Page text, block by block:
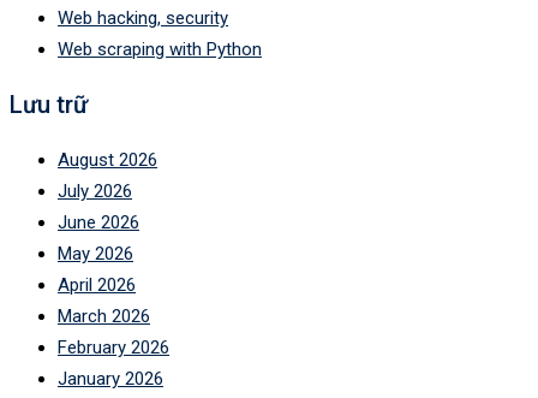
Web hacking, security
Web scraping with Python
Lưu trữ
August 2026
July 2026
June 2026
May 2026
April 2026
March 2026
February 2026
January 2026